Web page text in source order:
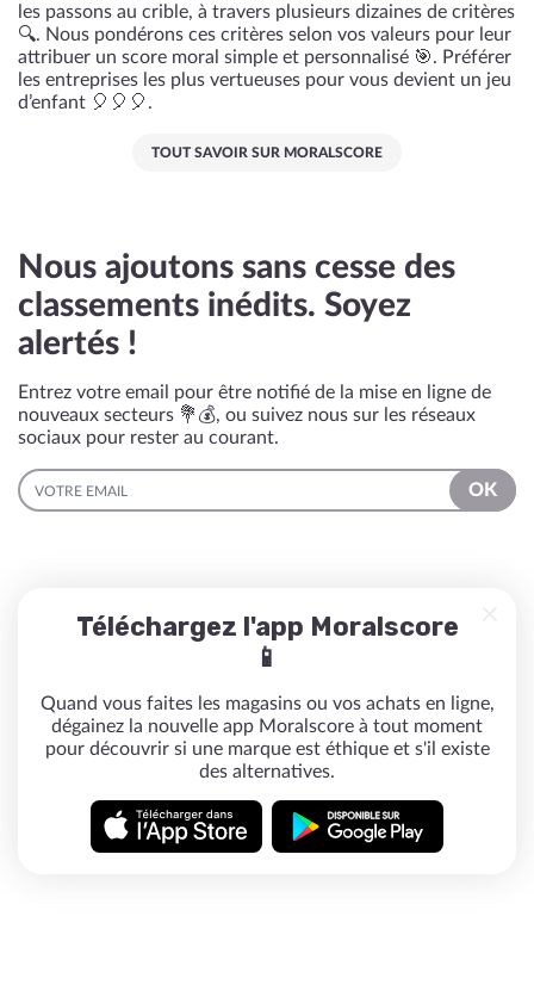
les passons au crible, à travers plusieurs dizaines de critères
🔍. Nous pondérons ces critères selon vos valeurs pour leur
attribuer un score moral simple et personnalisé 🎯. Préférer
les entreprises les plus vertueuses pour vous devient un jeu
d’enfant 🎈🎈🎈.
TOUT SAVOIR SUR MORALSCORE
Nous ajoutons sans cesse des
classements inédits. Soyez
alertés !
Entrez votre email pour être notifié de la mise en ligne de
nouveaux secteurs 💐💰, ou suivez nous sur les réseaux
sociaux pour rester au courant.
EMAIL
OK
Téléchargez l'app Moralscore
📱
Quand vous faites les magasins ou vos achats en ligne,
dégainez la nouvelle app Moralscore à tout moment
pour découvrir si une marque est éthique et s'il existe
des alternatives.